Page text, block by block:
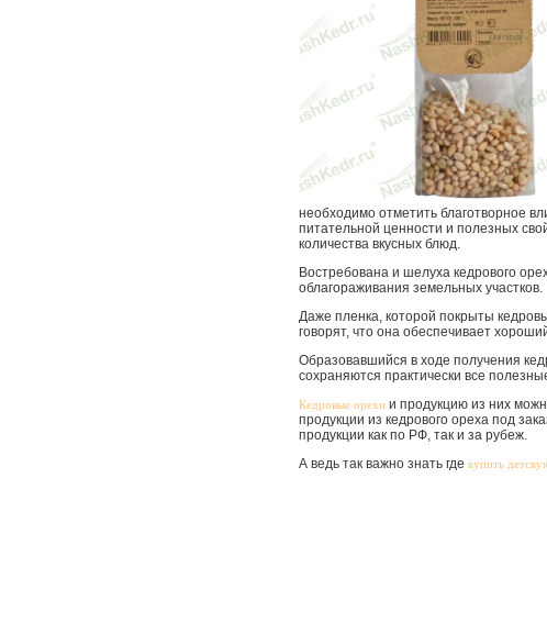
необходимо отметить благотворное
питательной ценности и полезных
количества вкусных блюд.
Востребована и шелуха кедрового
облагораживания земельных участков.
Даже пленка, которой покрыты
говорят, что она обеспечивает
Образовавшийся в ходе получения
сохраняются практически все
Кедровые орехи и продукцию из них
продукции из кедрового ореха под
продукции как по РФ, так и за рубеж.
А ведь так важно знать где купить